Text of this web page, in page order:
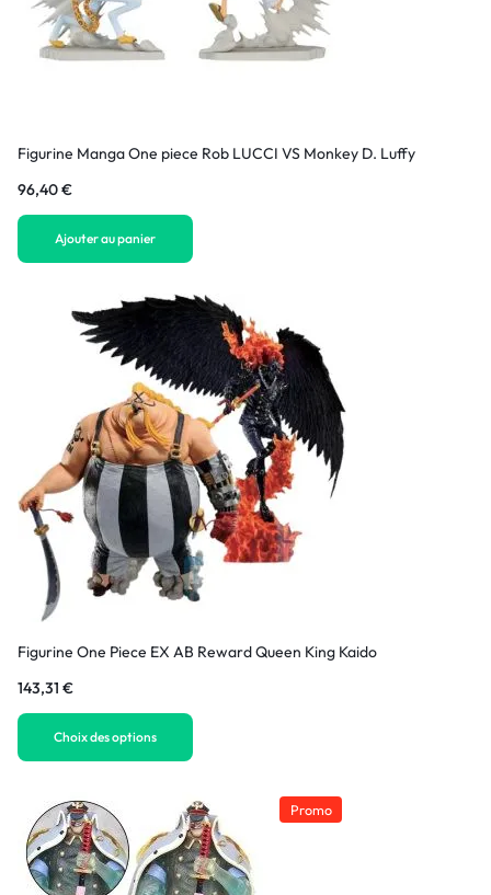
Figurine Manga One piece Rob LUCCI VS Monkey D. Luffy
96,40€
Ajouter au panier
Figurine One Piece EX AB Reward Queen King Kaido
143,31 €
Choix des options
Promo